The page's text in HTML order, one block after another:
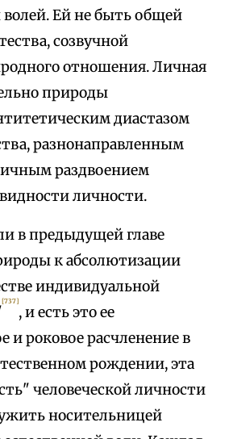
Ей не быть общей
созвучной
отношения. Личная
природы
диастазом
разнонаправленным
раздвоением
личности.
в предыдущей главе
к абсолютизации
индивидуальной
[737]
, и есть это ее
и роковое расчленение в
рождении, эта
человеческой личности
носительницей